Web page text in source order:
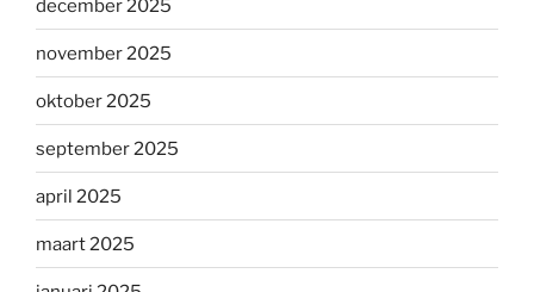
december 2025
november 2025
oktober 2025
september 2025
april 2025
maart 2025